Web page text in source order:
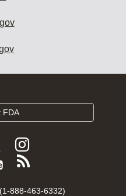
FDA
Follow
FDA
Follow
FDA
ViewSubscribe
888-463-6332)